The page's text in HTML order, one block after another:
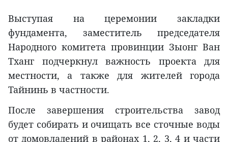
Выступая на церемонии закладки
фундамента, заместитель председателя
Народного комитета провинции Зыонг Ван
Тханг подчеркнул важность проекта для
местности, а также для жителей города
Тайнинь в частности.
После завершения строительства завод
будет собирать и очищать все сточные воды
от домовладений в районах 1, 2, 3, 4 и части